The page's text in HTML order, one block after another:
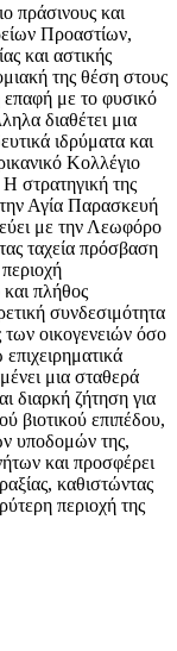
πράσινους και
Προαστίων,
και αστικής
της θέση στους
με το φυσικό
διαθέτει μια
ιδρύματα και
Κολλέγιο
στρατηγική της
Αγία Παρασκευή
με την Λεωφόρο
ταχεία πρόσβαση
και πλήθος
συνδεσιμότητα
των οικογενειών όσο
μια σταθερά
διαρκή ζήτηση για
βιοτικού επιπέδου,
υποδομών της,
και προσφέρει
καθιστώντας
περιοχή της